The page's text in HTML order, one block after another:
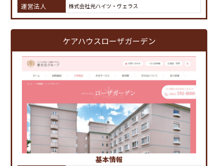
運営法人 株式会社光ハイツ・ヴェラス
ケアハウスローザガーデン
基本情報